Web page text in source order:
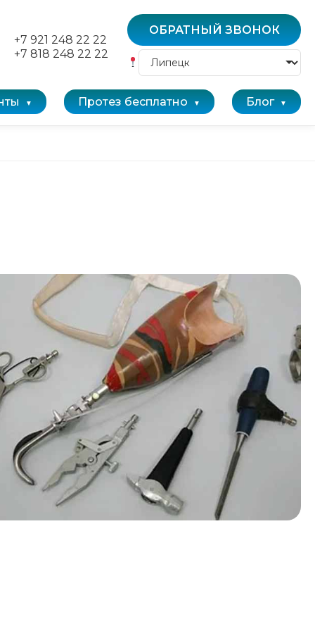
+7 921 248 22 22
+7 818 248 22 22
ОБРАТНЫЙ ЗВОНОК
Протез бесплатно Блог